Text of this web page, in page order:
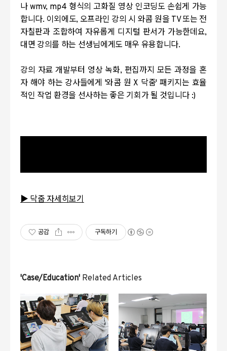
나wmv, mp4 형식의 고화질 영상 인코딩도 손쉽게 가능
합니다. 이외에도, 오프라인 강의 시 와콤 원을 TV또는 전
자칠판과 조합하여 자유롭게 디지털 판서가 가능한데요,
대면 강의를 하는 선생님에게도 매우 유용합니다.
강의 자료 개발부터 영상 녹화, 편집까지 모든 과정을 혼
자 해야 하는 강사들에게 '와콤 원 X 닥줌' 패키지는 효율
적인 작업 환경을 선사하는 좋은 기회가 될 것입니다 :)
▶ 닥줌 자세히보기
공감 구독하기
'Case/Education' Related Articles